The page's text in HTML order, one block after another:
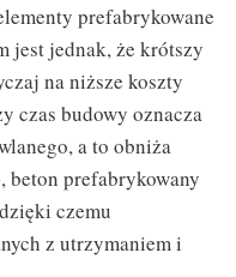
prefabrykowane
jest jednak, że krótszy
na niższe koszty
czas budowy oznacza
a to obniża
beton prefabrykowany
czemu
z utrzymaniem i